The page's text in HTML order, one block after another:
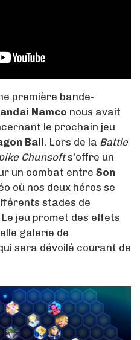
première bande-
Namco nous avait
le prochain jeu
Ball. Lors de la Battle
Chunsofts’offre un
un combat entre Son
où nos deux héros se
stades de
jeu promet des effets
galerie de
sera dévoilé courant de